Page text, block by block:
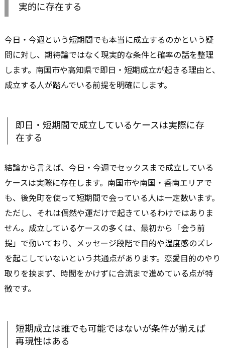
実的に存在する
今日・今週という短期間でも本当に成立するのかという疑
問に対し、期待論ではなく現実的な条件と確率の話を整理
します。南国市や高知県で即日・短期成立が起きる理由と、
成立する人が踏んでいる前提を明確にします。
即日・短期間で成立しているケースは実際に存
在する
結論から言えば、今日・今週でセックスまで成立している
ケースは実際に存在します。南国市や南国・香南エリアで
も、後免町を使って短期間で会っている人は一定数います。
ただし、それは偶然や運だけで起きているわけではありま
せん。成立しているケースの多くは、最初から「会う前
提」で動いており、メッセージ段階で目的や温度感のズレ
を起こしていないという共通点があります。恋愛目的のやり
取りを挟まず、時間をかけずに合流まで進めている点が特
徴です。
短期成立は誰でも可能ではないが条件が揃えば
再現性はある